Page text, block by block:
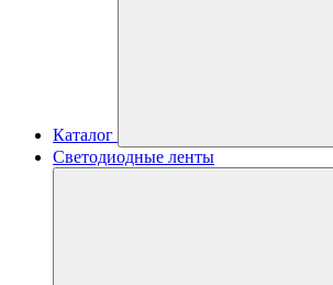
Каталог
Светодиодные ленты